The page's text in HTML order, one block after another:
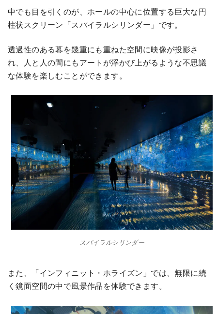
中でも目を引くのが、ホールの中心に位置する巨大な円
柱状スクリーン「スパイラルシリンダー」です。
透過性のある幕を幾重にも重ねた空間に映像が投影さ
れ、人と人の間にもアートが浮かび上がるような不思議
な体験を楽しむことができます。
スパイラルシリンダー
また、「インフィニット・ホライズン」では、無限に続
く鏡面空間の中で風景作品を体験できます。